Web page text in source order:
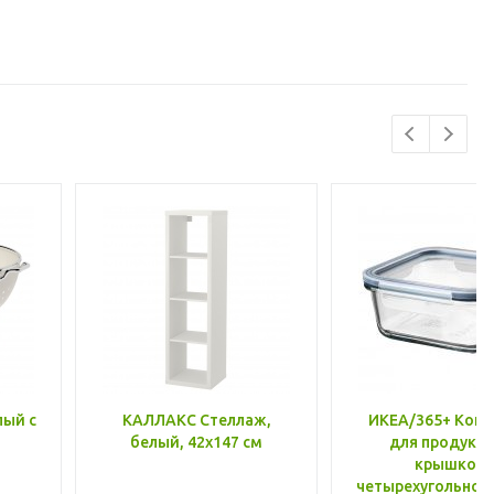
с
КАЛЛАКС Стеллаж,
белый, 42x147 см
ИКЕА/365+
для
крышкой,